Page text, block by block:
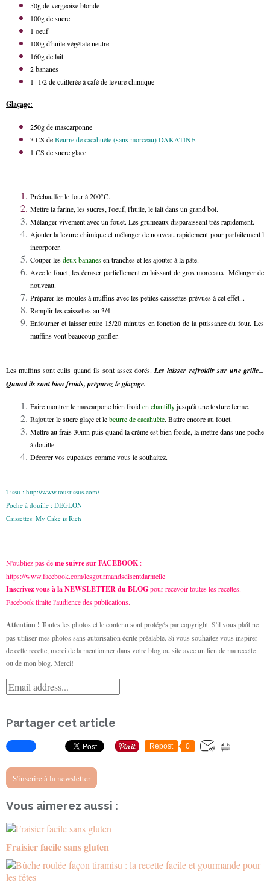
50g de vergeoise blonde
100g de sucre
1 oeuf
100g d'huile végétale neutre
160g de lait
2 bananes
1+1/2 de cuillerée à café de levure chimique
Glaçage:
250g de mascarponne
3 CS deBeurre de cacahuète (sans morceau) DAKATINE
1 CS de sucre glace
Préchauffer le four à 200°C.
Mettre la farine, les sucres, l'oeuf, l'huile, le lait dans un grand bol.
Mélanger vivement avec un fouet. Les grumeaux disparaissent très rapidement.
Ajouter la levure chimique et mélanger de nouveau rapidement pour parfaitement l
incorporer.
Couper lesdeux bananesen tranches et les ajouter à la pâte.
Avec le fouet, les écraser partiellement en laissant de gros morceaux. Mélanger de
nouveau.
Préparer les moules à muffins avec les petites caissettes prévues à cet effet...
Remplir les caissettes au 3/4
Enfourner et laisser cuire 15/20 minutes en fonction de la puissance du four. Les
muffins vont beaucoup gonfler.
Les muffins sont cuits quand ils sont assez dorés.Les laisser refroidir sur une grille...
Quand ils sont bien froids, préparez le glaçage.
Faire montrer le mascarpone bien froiden chantillyjusqu'à une texture ferme.
Rajouter le sucre glaçe et lebeurre de cacahuète. Battre encore au fouet.
Mettre au frais 30mn puis quand la crème est bien froide, la mettre dans une poche
à douille.
Décorer vos cupcakes comme vous le souhaitez.
Tissu : http://www.toustissus.com/
Poche à douille : DEGLON
Caissettes: My Cake is Rich
N'oubliez pas deme suivre sur FACEBOOK :
https://www.facebook.com/lesgourmandsdisentdarmelle
Inscrivez vous à la NEWSLETTER du BLOGpour recevoir toutes les recettes.
Facebook limite l'audience des publications.
Attention ! Toutes les photos et le contenu sont protégés par copyright. S'il vous plaît ne
pas utiliser mes photos sans autorisation écrite préalable. Si vous souhaitez vous inspirer
de cette recette, merci de la mentionner dans votre blog ou site avec un lien de ma recette
ou de mon blog. Merci!
Partager cet article
Repost 0
S'inscrire à la newsletter
Vous aimerez aussi :
Fraisier facile sans gluten